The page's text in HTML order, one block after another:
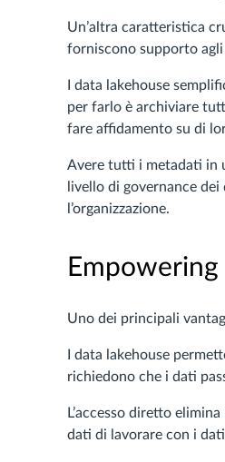
Un’altra caratteristica
forniscono supporto
I data lakehouse
per farlo è archiviare
fare affidamento su di
Avere tutti i metadati in
livello di governance
l’organizzazione.
Uno dei principali
I data lakehouse
richiedono che i dati
L’accesso diretto
dati di lavorare con i